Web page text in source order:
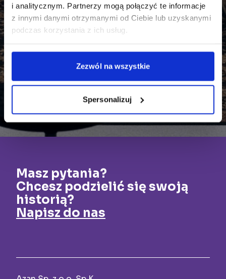
i analitycznym. Partnerzy mogą połączyć te informacje
z innymi danymi otrzymanymi od Ciebie lub uzyskanymi
podczas korzystania z ich usług.
Zezwól na wszystkie
Spersonalizuj
Masz pytania?
Chcesz podzielić się swoją
historią?
Napisz do nas